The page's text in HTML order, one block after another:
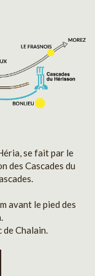
se fait par le
des Cascades du
avant le pied des
Chalain.